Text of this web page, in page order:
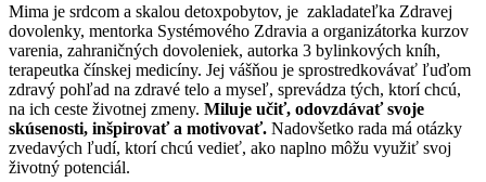
Mima je srdcom a skalou detoxpobytov, je zakladateľka Zdravej
dovolenky, mentorka Systémového Zdravia a organizátorka kurzov
varenia, zahraničných dovoleniek, autorka 3 bylinkových kníh,
terapeutka čínskej medicíny. Jej vášňou je sprostredkovávať ľuďom
zdravý pohľad na zdravé telo a myseľ, sprevádza tých, ktorí chcú,
na ich ceste životnej zmeny. Miluje učiť, odovzdávať svoje
skúsenosti, inšpirovať a motivovať. Nadovšetko rada má otázky
zvedavých ľudí, ktorí chcú vedieť, ako naplno môžu využiť svoj
životný potenciál.